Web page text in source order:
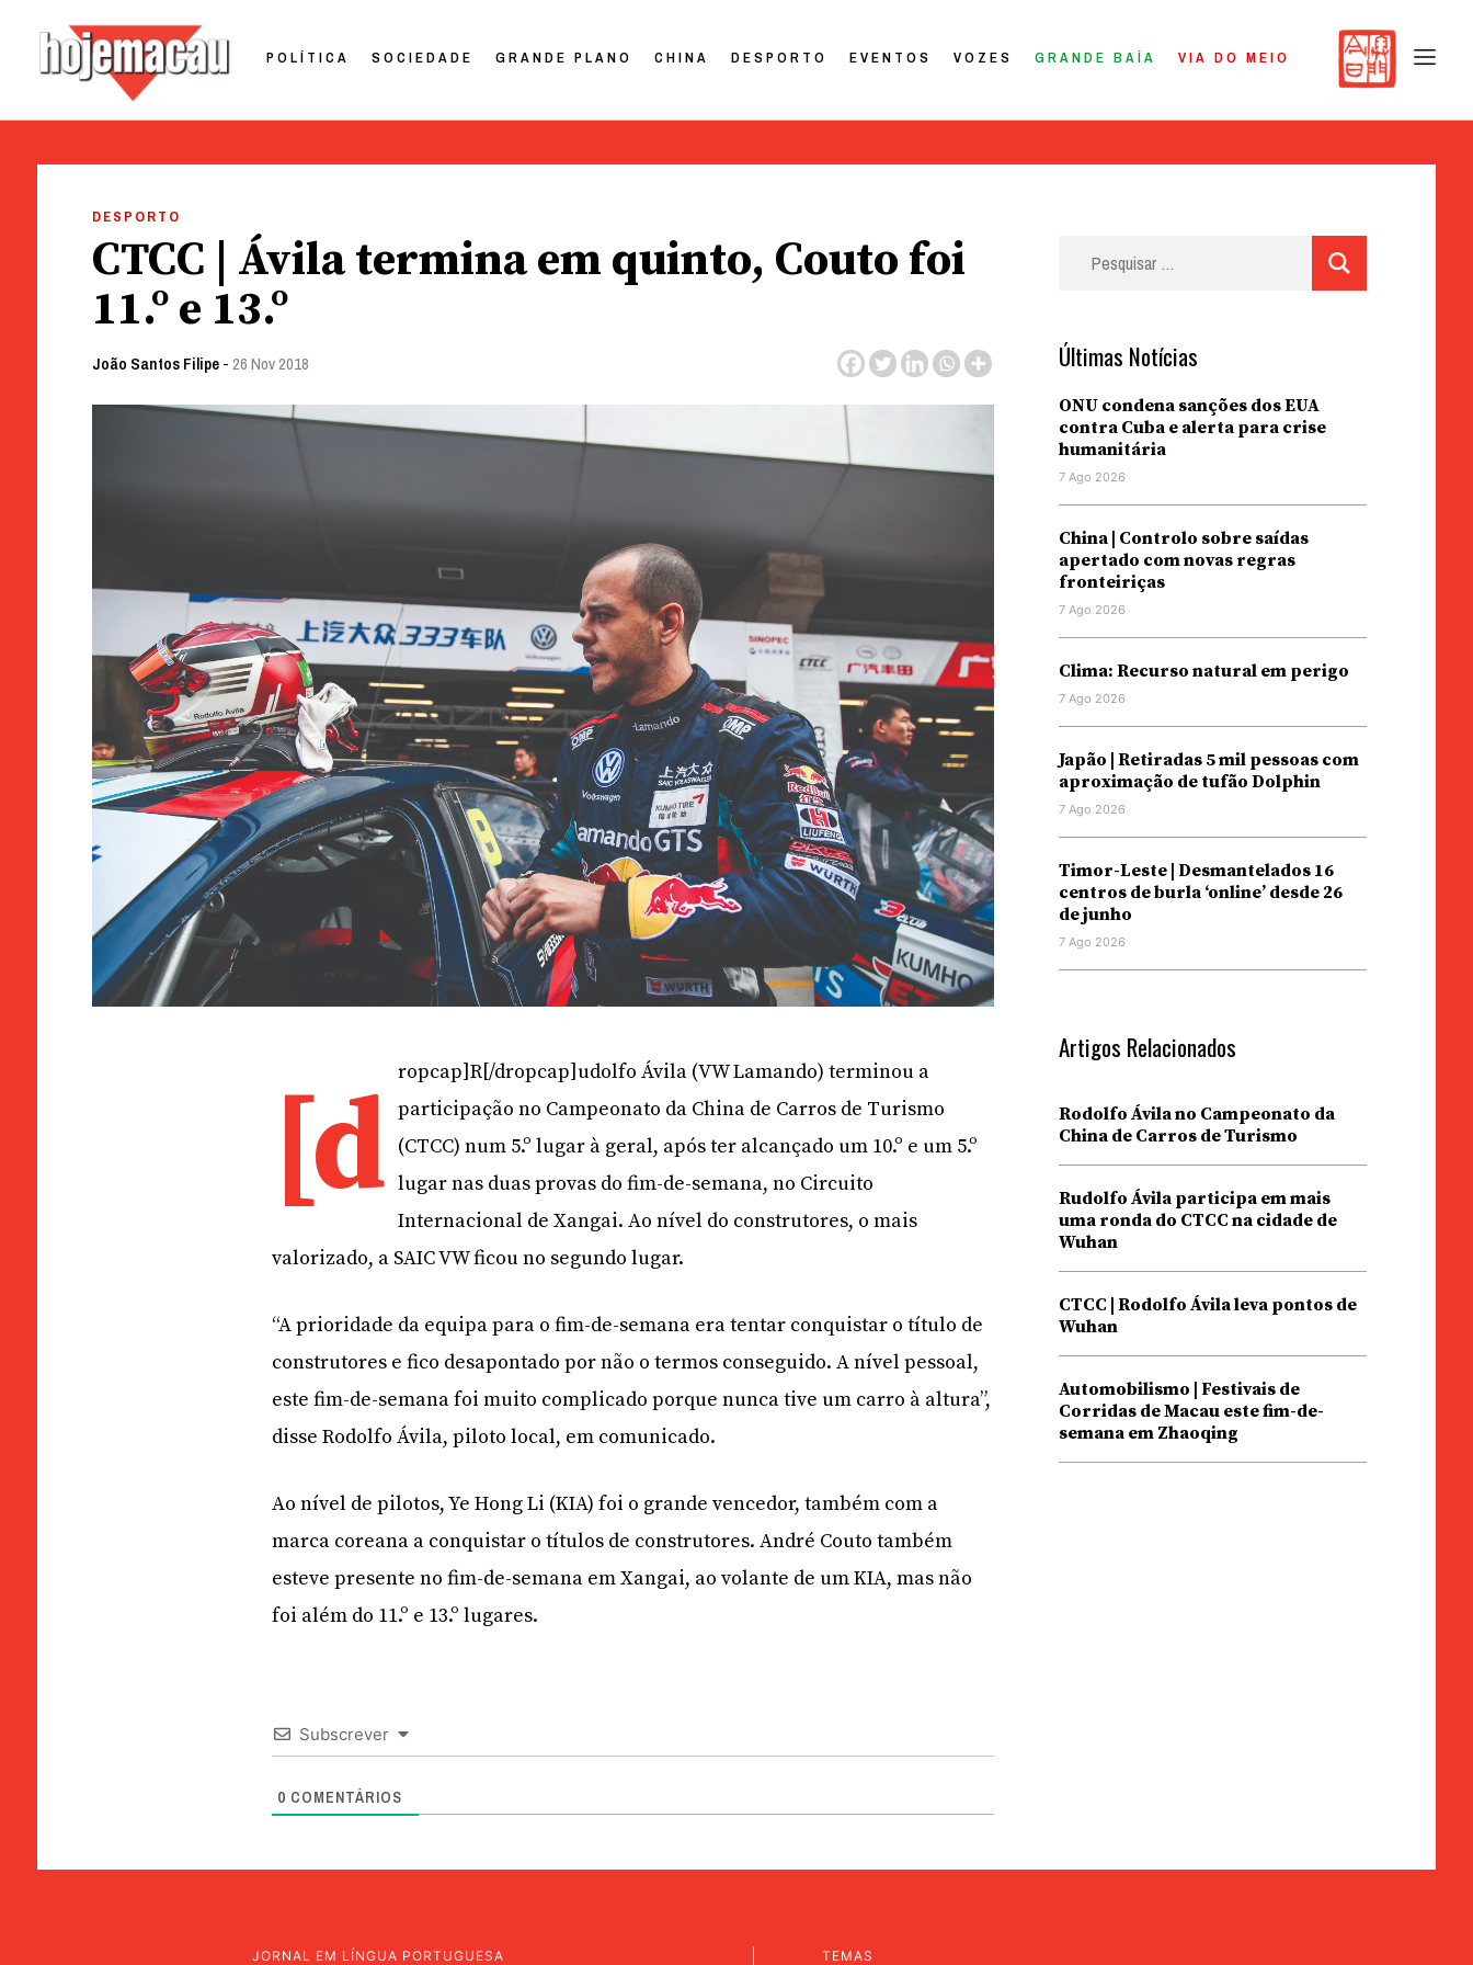
POLÍTICA SOCIEDADE GRANDE PLANO CHINA DESPORTO EVENTOS VOZES GRANDE BAÍA VIA DO MEIO
DESPORTO
CTCC | Ávila termina em quinto, Couto foi
11.º e 13.º
João Santos Filipe- 26 Nov 2018
[d ropcap]R[/dropcap]udolfo Ávila (VW Lamando) terminou a
participação no Campeonato da China de Carros de Turismo
(CTCC) num 5.º lugar à geral, após ter alcançado um 10.º e um 5.º
lugar nas duas provas do fim-de-semana, no Circuito
Internacional de Xangai. Ao nível do construtores, o mais
valorizado, a SAIC VW ficou no segundo lugar.
“A prioridade da equipa para o fim-de-semana era tentar conquistar o título de
construtores e fico desapontado por não o termos conseguido. A nível pessoal,
este fim-de-semana foi muito complicado porque nunca tive um carro à altura”,
disse Rodolfo Ávila, piloto local, em comunicado.
Ao nível de pilotos, Ye Hong Li (KIA) foi o grande vencedor, também com a
marca coreana a conquistar o títulos de construtores. André Couto também
esteve presente no fim-de-semana em Xangai, ao volante de um KIA, mas não
foi além do 11.º e 13.º lugares.
Subscrever
0 COMENTÁRIOS
Últimas Notícias
ONU condena sanções dos EUA
contra Cuba e alerta para crise
humanitária
7 Ago 2026
China | Controlo sobre saídas
apertado com novas regras
fronteiriças
7 Ago 2026
Clima: Recurso natural em perigo
7 Ago 2026
Japão | Retiradas 5 mil pessoas com
aproximação de tufão Dolphin
7 Ago 2026
Timor-Leste | Desmantelados 16
centros de burla ‘online’ desde 26
de junho
7 Ago 2026
Artigos Relacionados
Rodolfo Ávila no Campeonato da
China de Carros de Turismo
Rudolfo Ávila participa em mais
uma ronda do CTCC na cidade de
Wuhan
CTCC | Rodolfo Ávila leva pontos de
Wuhan
Automobilismo | Festivais de
Corridas de Macau este fim-de-
semana em Zhaoqing
JORNAL EM LÍNGUA PORTUGUESA TEMAS